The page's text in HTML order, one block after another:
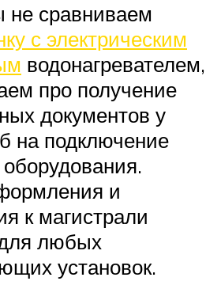
не сравниваем
с электрическим
водонагревателем,
про получение
документов у
на подключение
оборудования.
и
к магистрали
любых
установок.